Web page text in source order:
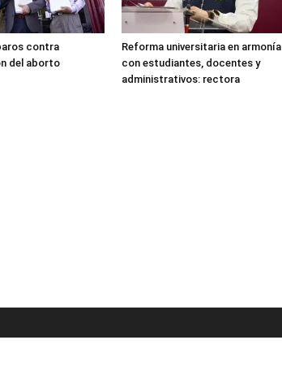
contra
del aborto
Reforma universitaria en armonía
con estudiantes, docentes y
administrativos: rectora